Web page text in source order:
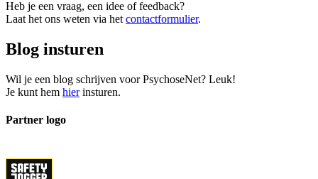
Heb je een vraag, een idee of feedback?
Laat het ons weten via het contactformulier.
Blog insturen
Wil je een blog schrijven voor PsychoseNet? Leuk!
Je kunt hem hierinsturen.
Partner logo